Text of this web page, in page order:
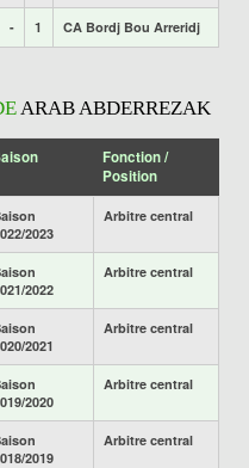
- 1 CA Bordj Bou Arreridj
ARAB ABDERREZAK
Fonction /
Position
2023
Arbitre central
2022
Arbitre central
2021
Arbitre central
2020
Arbitre central
2019
Arbitre central